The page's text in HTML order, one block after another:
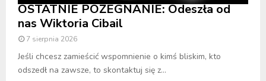
OSTATNIE POŻEGNANIE: Odeszła od
nas Wiktoria Cibail
7 sierpnia 2026
Jeśli chcesz zamieścić wspomnienie o kimś bliskim, kto
odszedł na zawsze, to skontaktuj się z...